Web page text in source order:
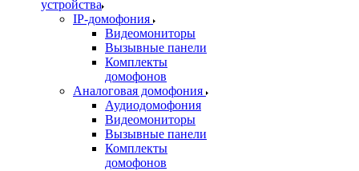
устройства
IP-домофония
Видеомониторы
Вызывные панели
Комплекты
домофонов
Аналоговая домофония
Аудиодомофония
Видеомониторы
Вызывные панели
Комплекты
домофонов